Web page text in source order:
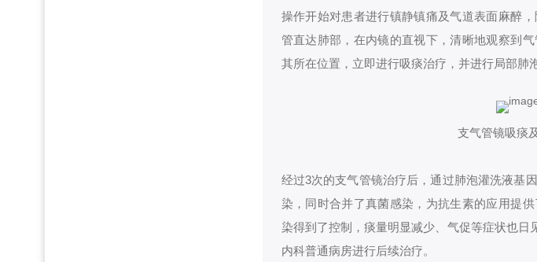
操作开始对患者进行镇静镇痛及气道表面麻醉
管直达肺部，在内镜的直视下，清晰地观察到
其所在位置，立即进行吸痰治疗，并进行局部肺
支气管镜吸痰
经过3次的支气管镜治疗后，通过肺泡灌洗液基
染，同时合并了真菌感染，为抗生素的应用提
染得到了控制，痰量明显减少、气促等症状也
内科普通病房进行后续治疗。